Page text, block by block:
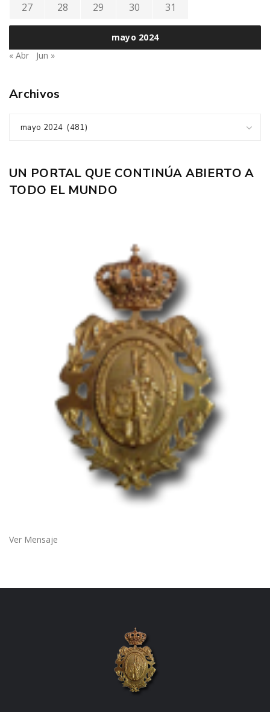
mayo 2024
27
28 29 30 31
« Abr Jun »
Archivos
mayo 2024 (481)
UN PORTAL QUE CONTINÚA ABIERTO A
TODO EL MUNDO
Ver Mensaje